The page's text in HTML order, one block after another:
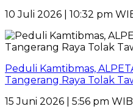
10 Juli 2026 | 10:32 pm
Peduli Kamtibmas,
Tangerang Raya Tolak
15 Juni 2026 | 5:56 pm WIB